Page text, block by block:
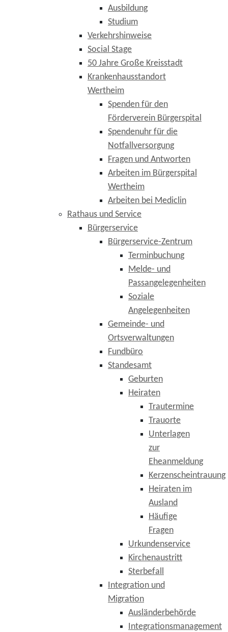
Ausbildung
Studium
Verkehrshinweise
Social Stage
50 Jahre Große Kreisstadt
Krankenhausstandort
Wertheim
Spenden für den
Förderverein Bürgerspital
Spendenuhr für die
Notfallversorgung
Fragen und Antworten
Arbeiten im Bürgerspital
Wertheim
Arbeiten bei Mediclin
Rathaus und Service
Bürgerservice
Bürgerservice-Zentrum
Terminbuchung
Melde- und
Passangelegenheiten
Soziale
Angelegenheiten
Gemeinde- und
Ortsverwaltungen
Fundbüro
Standesamt
Geburten
Heiraten
Trautermine
Trauorte
Unterlagen
zur
Eheanmeldung
Kerzenscheintrauung
Heiraten im
Ausland
Häufige
Fragen
Urkundenservice
Kirchenaustritt
Sterbefall
Integration und
Migration
Ausländerbehörde
Integrationsmanagement